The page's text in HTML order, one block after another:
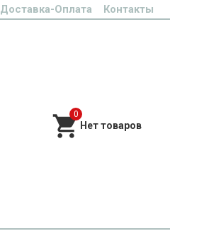
Доставка-Оплата Контакты
0